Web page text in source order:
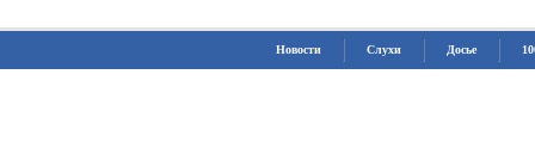
Новости Слухи Досье